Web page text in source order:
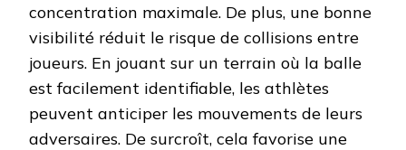
concentration maximale. De plus, une bonne
visibilité réduit le risque de collisions entre
joueurs. En jouant sur un terrain où la balle
est facilement identifiable, les athlètes
peuvent anticiper les mouvements de leurs
adversaires. De surcroît, cela favorise une